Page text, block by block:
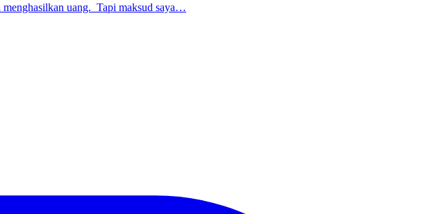
menghasilkan uang. Tapi maksud saya…